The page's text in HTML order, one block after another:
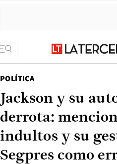
POLÍTICA
Jackson y su
derrota:
indultos y su
Segpres como